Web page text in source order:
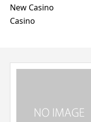
New Casino
Casino